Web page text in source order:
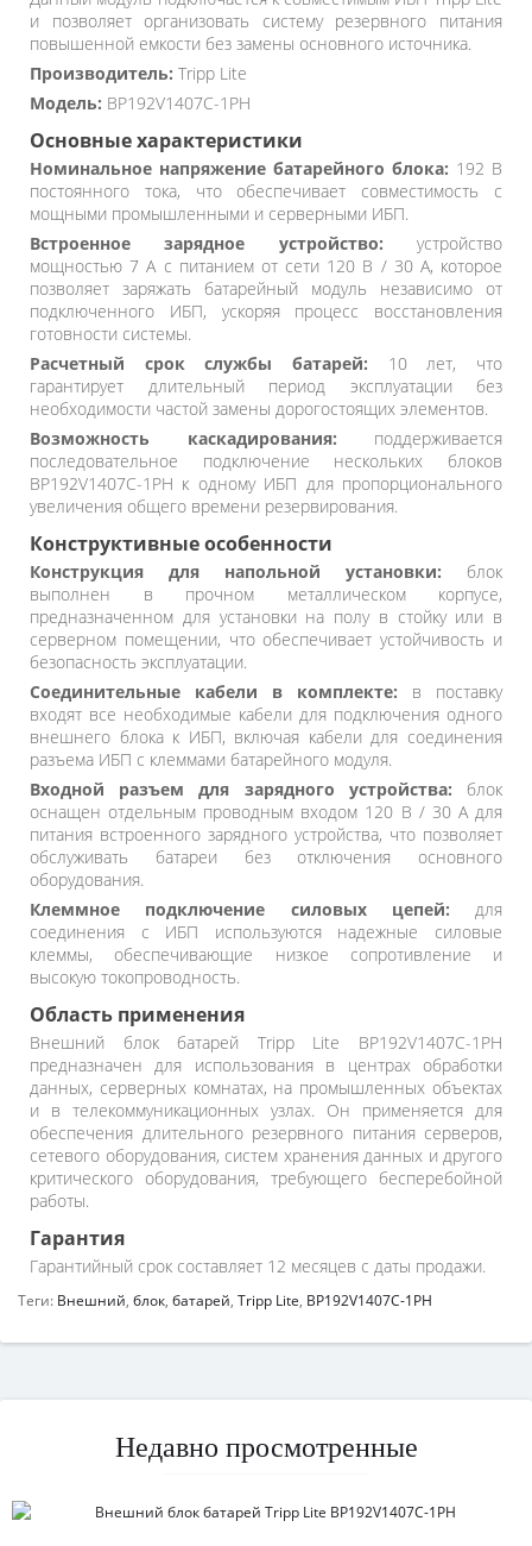
и позволяет организовать систему резервного питания
повышенной емкости без замены основного источника.
Производитель: Tripp Lite
Модель: BP192V1407C-1PH
Основные характеристики
Номинальное напряжение батарейного блока: 192 В
постоянного тока, что обеспечивает совместимость с
мощными промышленными и серверными ИБП.
Встроенное зарядное устройство: устройство
мощностью 7 А с питанием от сети 120 В / 30 А, которое
позволяет заряжать батарейный модуль независимо от
подключенного ИБП, ускоряя процесс восстановления
готовности системы.
Расчетный срок службы батарей: 10 лет, что
гарантирует длительный период эксплуатации без
необходимости частой замены дорогостоящих элементов.
Возможность каскадирования: поддерживается
последовательное подключение нескольких блоков
BP192V1407C-1PH к одному ИБП для пропорционального
увеличения общего времени резервирования.
Конструктивные особенности
Конструкция для напольной установки: блок
выполнен в прочном металлическом корпусе,
предназначенном для установки на полу в стойку или в
серверном помещении, что обеспечивает устойчивость и
безопасность эксплуатации.
Соединительные кабели в комплекте: в поставку
входят все необходимые кабели для подключения одного
внешнего блока к ИБП, включая кабели для соединения
разъема ИБП с клеммами батарейного модуля.
Входной разъем для зарядного устройства: блок
оснащен отдельным проводным входом 120 В / 30 А для
питания встроенного зарядного устройства, что позволяет
обслуживать батареи без отключения основного
оборудования.
Клеммное подключение силовых цепей: для
соединения с ИБП используются надежные силовые
клеммы, обеспечивающие низкое сопротивление и
высокую токопроводность.
Область применения
Внешний блок батарей Tripp Lite BP192V1407C-1PH
предназначен для использования в центрах обработки
данных, серверных комнатах, на промышленных объектах
и в телекоммуникационных узлах. Он применяется для
обеспечения длительного резервного питания серверов,
сетевого оборудования, систем хранения данных и другого
критического оборудования, требующего бесперебойной
работы.
Гарантия
Гарантийный срок составляет 12 месяцев с даты продажи.
Теги: Внешний, блок, батарей, Tripp Lite, BP192V1407C-1PH
Недавно просмотренные